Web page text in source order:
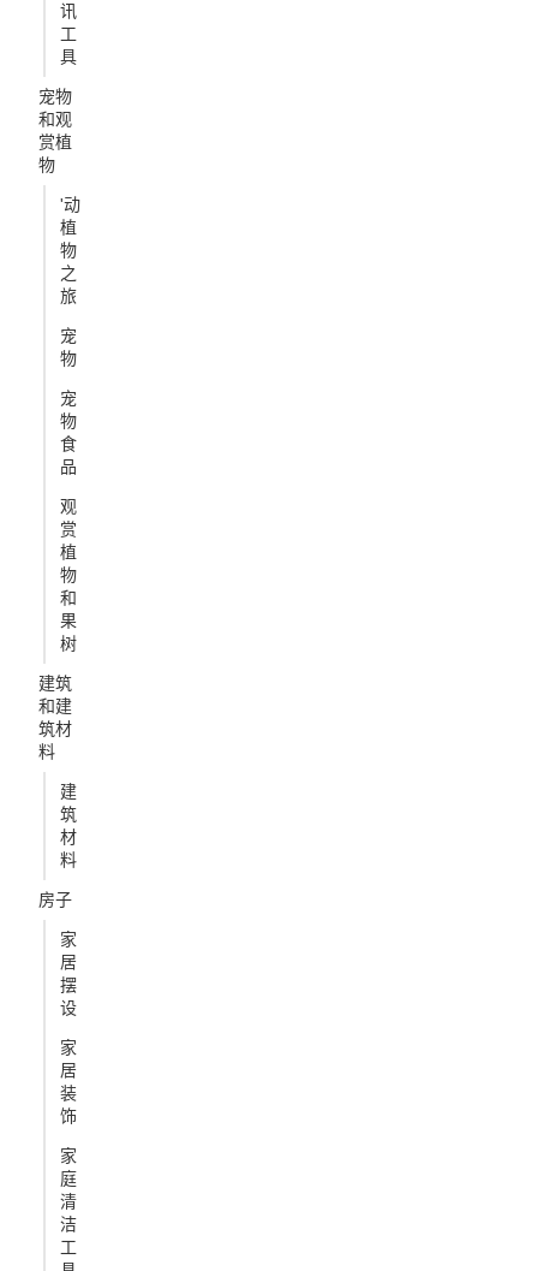
讯
工
具
宠物
和观
赏植
物
'动
植
物
之
旅
宠
物
宠
物
食
品
观
赏
植
物
和
果
树
建筑
和建
筑材
料
建
筑
材
料
房子
家
居
摆
设
家
居
装
饰
家
庭
清
洁
工